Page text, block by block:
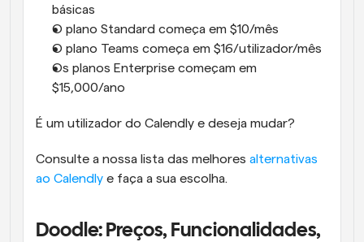
básicas
O plano Standard começa em $10/mês
O plano Teams começa em $16/utilizador/mês
Os planos Enterprise começam em
$15,000/ano
É um utilizador do Calendly e deseja mudar?
Consulte a nossa lista das melhores alternativas
ao Calendly e faça a sua escolha.
Doodle: Preços, Funcionalidades,